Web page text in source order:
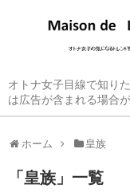
オトナ女子目線で知り
は広告が含まれる場合が
ホーム 皇族
「皇族 」 一覧